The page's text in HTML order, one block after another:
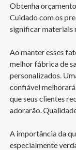
Obtenha
Cuidado com os
significar materiais
Ao manter esses
melhor fábrica de
personalizados.
confiável
que seus clientes
adorarão.
A importância da
especialmente